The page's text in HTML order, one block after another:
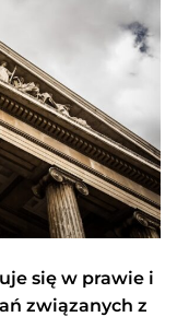
się w prawie i
związanych z